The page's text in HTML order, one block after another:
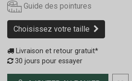
Guide des pointures
Choisissez votre taille
Livraison et retour gratuit*
30 jours pour essayer